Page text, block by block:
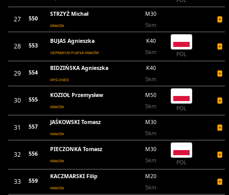
27 550
STRZYŻ Michał
KRAKÓW
M30
5km
28 553
BUJAS Agnieszka
SIEPRAWSKI PUATKA KRAKÓW
K40
5km
POL
29 554
BIDZIŃSKA Agnieszka
MYŚLENICE
K40
5km
30 555
KOZIOŁ Przemysław
KRAKÓW
M50
5km
POL
31 557
JAŚKOWSKI Tomasz
KRAKÓW
M30
5km
32 556
PIECZONKA Tomasz
KRAKÓW
M30
5km
POL
33 559
KACZMARSKI Filip
KRAKÓW
M20
5km